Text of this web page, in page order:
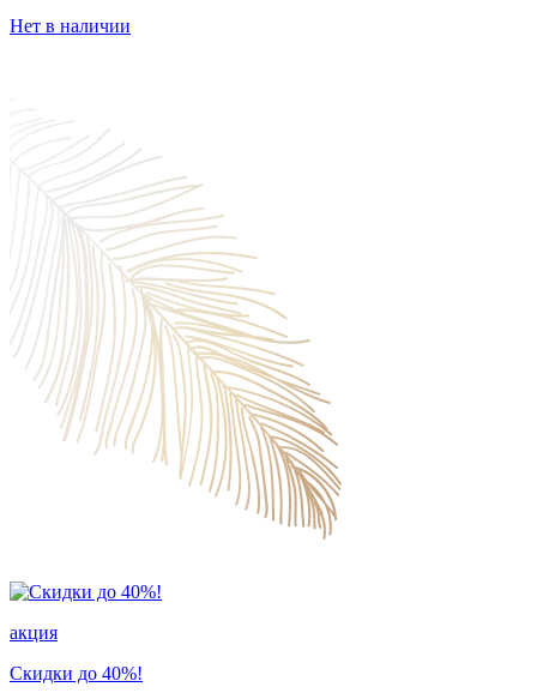
Нет в наличии
акция
Скидки до 40%!